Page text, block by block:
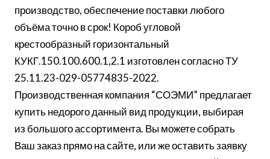
производство, обеспечение поставки любого
объёма точно в срок! Короб угловой
крестообразный горизонтальный
КУКГ.150.100.600.1,2.1 изготовлен согласно ТУ
25.11.23-029-05774835-2022.
Производственная компания “СОЭМИ” предлагает
купить недорого данный вид продукции, выбирая
из большого ассортимента. Вы можете собрать
Ваш заказ прямо на сайте, или же оставить заявку